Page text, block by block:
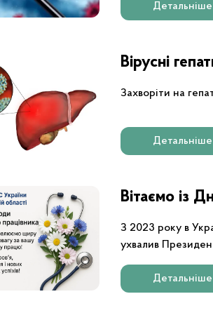
Детальніше
Вірусні
Захворіти на
Детальніше
Вітаємо із
З 2023 року в
ухвалив
Детальніше